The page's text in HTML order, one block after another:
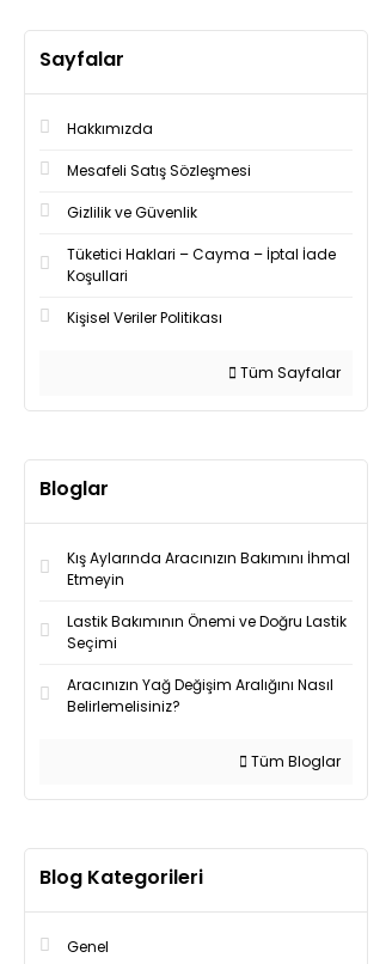
Sayfalar
Hakkımızda
Mesafeli Satış Sözleşmesi
Gizlilik ve Güvenlik
Tüketici Haklari – Cayma – İptal İade
Koşullari
Kişisel Veriler Politikası
Tüm Sayfalar
Bloglar
Kış Aylarında Aracınızın Bakımını İhmal
Etmeyin
Lastik Bakımının Önemi ve Doğru Lastik
Seçimi
Aracınızın Yağ Değişim Aralığını Nasıl
Belirlemelisiniz?
Tüm Bloglar
Blog Kategorileri
Genel